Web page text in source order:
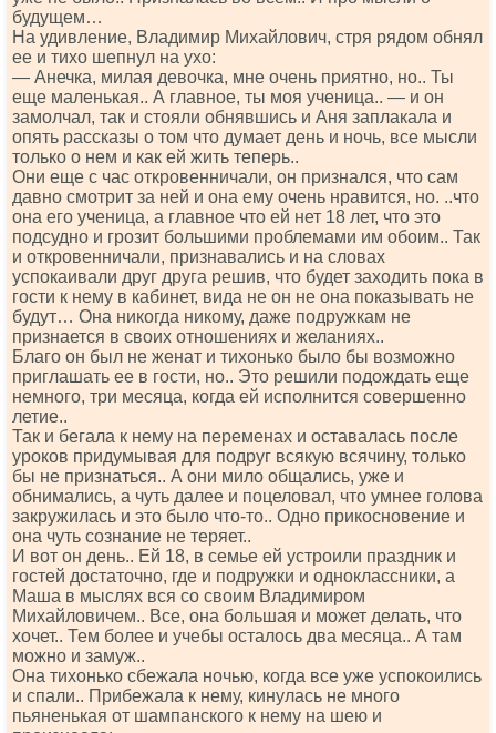
будущем…
На удивление, Владимир Михайлович, стря рядом обнял
ее и тихо шепнул на ухо:
— Анечка, милая девочка, мне очень приятно, но.. Ты
еще маленькая.. А главное, ты моя ученица.. — и он
замолчал, так и стояли обнявшись и Аня заплакала и
опять рассказы о том что думает день и ночь, все мысли
только о нем и как ей жить теперь..
Они еще с час откровенничали, он признался, что сам
давно смотрит за ней и она ему очень нравится, но. ..что
она его ученица, а главное что ей нет 18 лет, что это
подсудно и грозит большими проблемами им обоим.. Так
и откровенничали, признавались и на словах
успокаивали друг друга решив, что будет заходить пока в
гости к нему в кабинет, вида не он не она показывать не
будут… Она никогда никому, даже подружкам не
признается в своих отношениях и желаниях..
Благо он был не женат и тихонько было бы возможно
приглашать ее в гости, но.. Это решили подождать еще
немного, три месяца, когда ей исполнится совершенно
летие..
Так и бегала к нему на переменах и оставалась после
уроков придумывая для подруг всякую всячину, только
бы не признаться.. А они мило общались, уже и
обнимались, а чуть далее и поцеловал, что умнее голова
закружилась и это было что-то.. Одно прикосновение и
она чуть сознание не теряет..
И вот он день.. Ей 18, в семье ей устроили праздник и
гостей достаточно, где и подружки и одноклассники, а
Маша в мыслях вся со своим Владимиром
Михайловичем.. Все, она большая и может делать, что
хочет.. Тем более и учебы осталось два месяца.. А там
можно и замуж..
Она тихонько сбежала ночью, когда все уже успокоились
и спали.. Прибежала к нему, кинулась не много
пьяненькая от шампанского к нему на шею и